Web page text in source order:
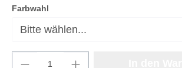
Farbwahl
Produkt Anzahl: Gib den